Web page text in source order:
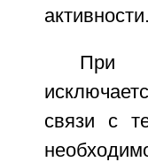
активности.
При
связи с